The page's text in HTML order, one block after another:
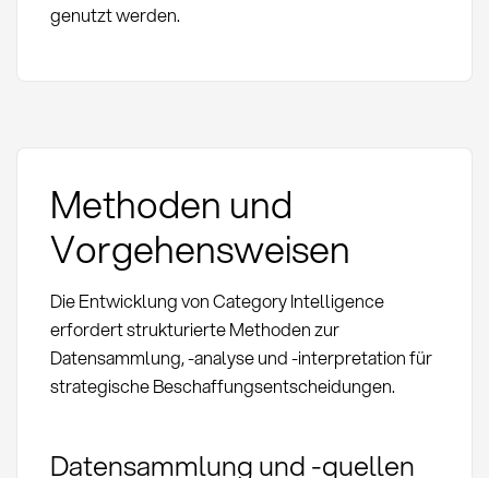
genutzt werden.
Methoden und
Vorgehensweisen
Die Entwicklung von Category Intelligence
erfordert strukturierte Methoden zur
Datensammlung, -analyse und -interpretation für
strategische Beschaffungsentscheidungen.
Datensammlung und -quellen